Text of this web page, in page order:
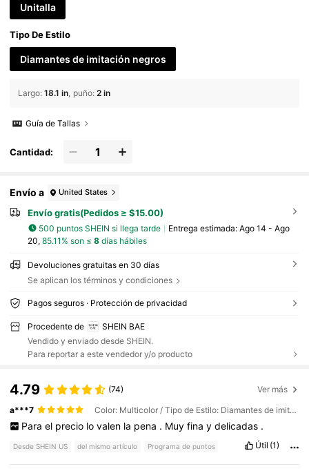
Unitalla
Tipo De Estilo
Diamantes de imitación negros
Largo: 18.1 in puño: 2 in
Guía de Tallas
Cantidad:
Envío a United States
Envío gratis(Pedidos ≥ $15.00)
500 puntos SHEIN si llega tarde Entrega estimada: Ago 14 - Ago
20, 85.11% son ≤ 8días hábiles
Devoluciones gratuitas en 30 días
Se aplican los términos y condiciones
Pagos seguros · Protección de privacidad
Procedente de
SHEIN BAE
Vendido y enviado desde SHEIN.
Para reportar a este vendedor y/o producto
4.79 (74) Ver más
a***7 Color: Multicolor / Tipo de Estilo: Diamantes de imitación negros / Talla: Unitalla
Para el precio lo valen la pena . Muy fina y delicadas .
Desde SHEIN US del mismo artículo Programa de puntos Útil (1)